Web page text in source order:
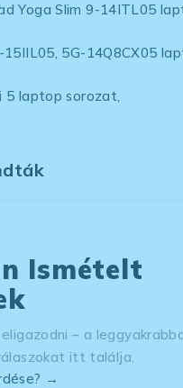
Yoga Slim 9-14ITL05
5G-14Q8CX05
5 laptop sorozat,
Ismételt
– a
itt találja.
→